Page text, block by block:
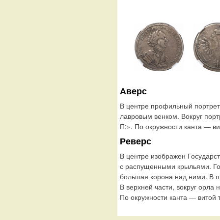
Аверс
В центре профильный
лавровым венком. Вокруг
П:». По окружности канта —
Реверс
В центре изображен
с распущенными крыльями.
большая корона над ними. В
В верхней части, вокруг
По окружности канта — витой